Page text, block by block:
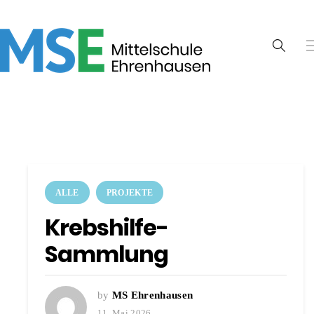
ALLE PROJEKTE
Krebshilfe-
Sammlung
by MS Ehrenhausen